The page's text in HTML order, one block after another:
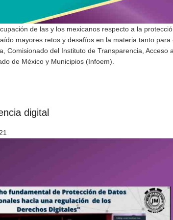
de las y los mexicanos respecto a la
mayores retos y desafíos en la materia tanto
Comisionado del Instituto de Transparencia, Acceso
de México y Municipios (Infoem).
digital